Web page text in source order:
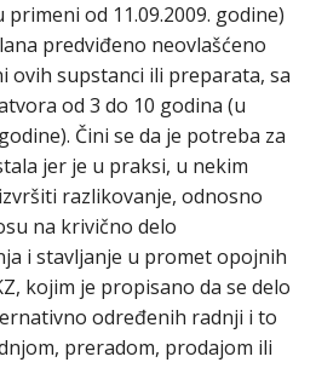
od 11.09.2009. godine)
predviđeno neovlašćeno
ovih supstanci ili preparata, sa
od 3 do 10 godina (u
Čini se da je potreba za
jer je u praksi, u nekim
razlikovanje, odnosno
na krivično delo
i stavljanje u promet opojnih
kojim je propisano da se delo
određenih radnji i to
preradom, prodajom ili